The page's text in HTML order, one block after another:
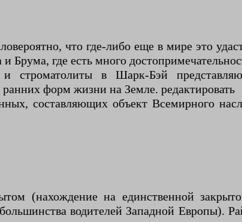
что где-либо еще в мире это
Брума, где есть много
в Шарк-Бэй
форм жизни на Земле. редактировать
составляющих объект Всемирного
(нахождение на единственной
водителей Западной Европы).